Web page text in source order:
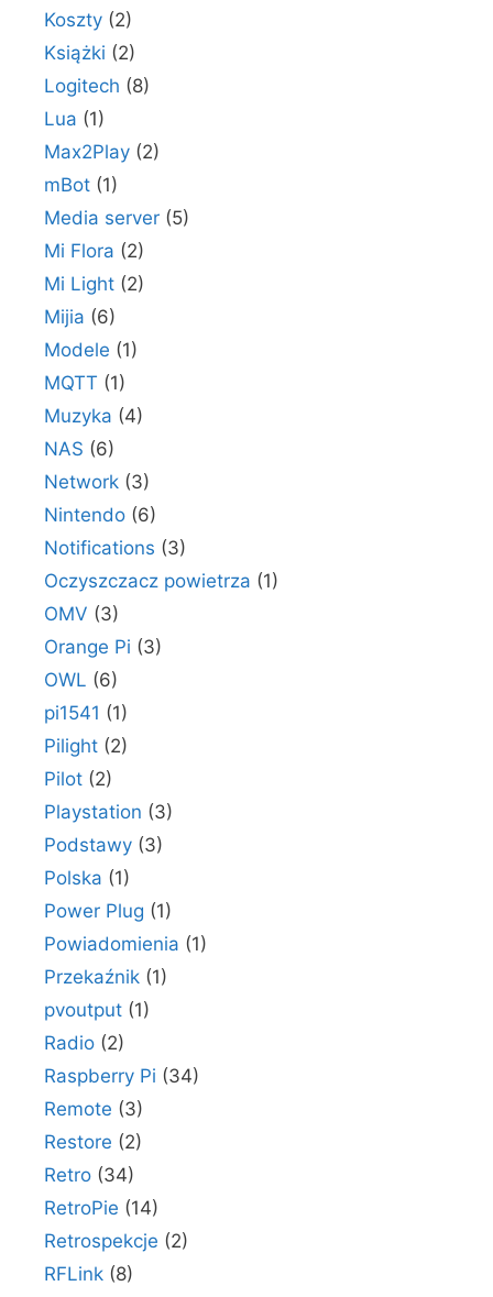
Koszty (2)
Książki (2)
Logitech (8)
Lua (1)
Max2Play (2)
mBot (1)
Media server (5)
Mi Flora (2)
Mi Light (2)
Mijia (6)
Modele (1)
MQTT (1)
Muzyka (4)
NAS (6)
Network (3)
Nintendo (6)
Notifications (3)
Oczyszczacz powietrza (1)
OMV (3)
Orange Pi (3)
OWL (6)
pi1541 (1)
Pilight (2)
Pilot (2)
Playstation (3)
Podstawy (3)
Polska (1)
Power Plug (1)
Powiadomienia (1)
Przekaźnik (1)
pvoutput (1)
Radio (2)
Raspberry Pi (34)
Remote (3)
Restore (2)
Retro (34)
RetroPie (14)
Retrospekcje (2)
RFLink (8)